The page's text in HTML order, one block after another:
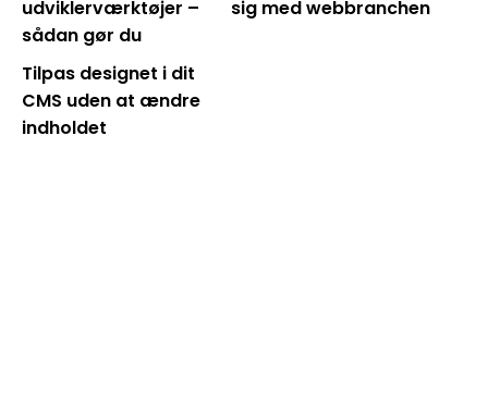
udviklerværktøjer –
sådan gør du
sig med webbranchen
Tilpas designet i dit
CMS uden at ændre
indholdet